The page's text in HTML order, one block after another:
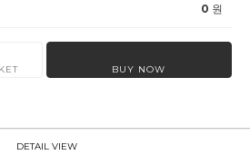
0 원
BUY NOW
DETAIL VIEW